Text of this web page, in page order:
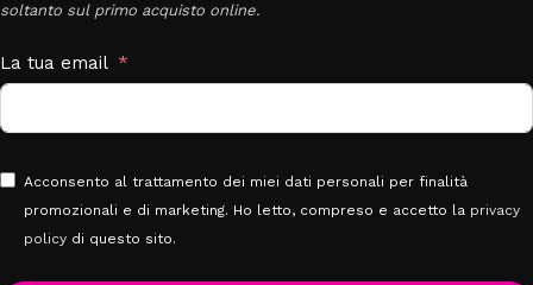
soltanto sul primo acquisto online.
La tua email
Acconsento al trattamento dei miei dati personali per finalità
promozionali e di marketing. Ho letto, compreso e accetto la privacy
policy di questo sito.